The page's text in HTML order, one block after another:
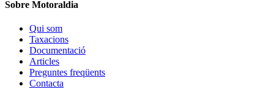
Sobre Motoraldia
Qui som
Taxacions
Documentació
Articles
Preguntes freqüents
Contacta